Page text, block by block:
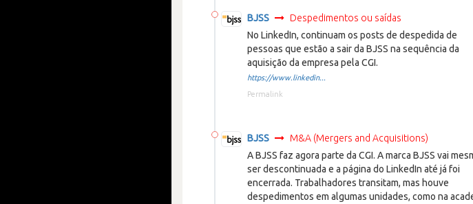
BJSS
Despedimentos ou saídas
No LinkedIn, continuam os posts de despedida de
pessoas que estão a sair da BJSS na sequência da
aquisição da empresa pela CGI.
https://www.linkedin...
Permalink
BJSS
M&A (Mergers and Acquisitions)
A BJSS faz agora parte da CGI. A marca BJSS vai
ser descontinuada e a página do LinkedIn até já foi
encerrada. Trabalhadores transitam, mas houve
despedimentos em algumas unidades, como na